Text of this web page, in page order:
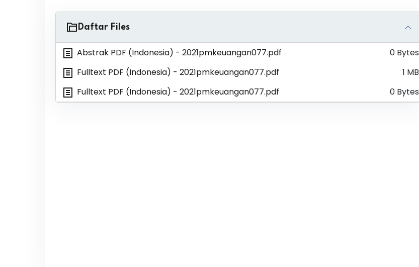
Daftar Files
Abstrak PDF (Indonesia) - 2021pmkeuangan077.pdf
0 Bytes
Fulltext PDF (Indonesia) - 2021pmkeuangan077.pdf
1 MB
Fulltext PDF (Indonesia) - 2021pmkeuangan077.pdf 0 Bytes